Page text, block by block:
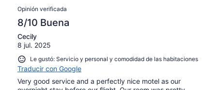
Opinión verificada
8/10 Buena
Cecily
8 jul. 2025
Le gustó: Servicio y personal y comodidad de las habitaciones
Traducir con Google
Very good service and a perfectly nice motel as our